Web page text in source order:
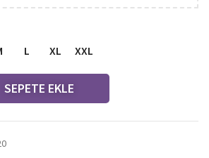
L XL XXL
SEPETE EKLE